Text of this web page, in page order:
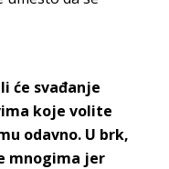
će svađanje
koje volite
odavno. U brk,
mnogima jer